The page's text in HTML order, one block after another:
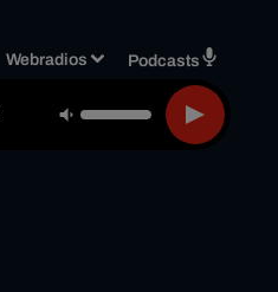
Webradios Podcasts